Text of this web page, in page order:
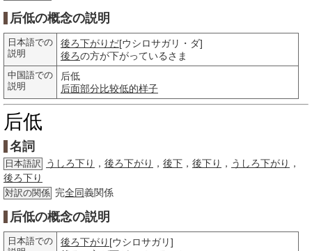
后低の概念の説明
日本語での
説明
後ろ下がりだ[ウシロサガリ・ダ]
後ろの方が下がっているさま
中国語での
説明
后低
后面部分比较低的样子
后低
名詞
日本語訳 うしろ下り ， 後ろ下がり ， 後下 ， 後下り ， うしろ下がり ，
後ろ下り
対訳の関係 完全同義関係
后低の概念の説明
日本語での
後ろ下がり [ウシロサガリ]